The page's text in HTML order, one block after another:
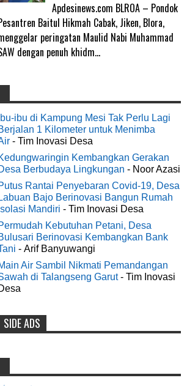
Apdesinews.com BLROA – Pondok
Baitul Hikmah Cabak, Jiken, Blora,
peringatan Maulid Nabi Muhammad
dengan penuh khidm...
4000 Petani Hutan Blora Bakal
Digelontor Bantuan CSR Jumbo dan
Bibit Ternak Gratis
0 8-4-2026
Indonesia Ceria Run Diharapkan
Bawa Dampak Positif Bagi Olah
Raga dan Ekonomi Blora
Dari SILPA 90 Miliar Hingga
Masalah Air Bersih Bupati Blora
Beberkan Solusi di Paripurna DPRD
Diresmikan Serentak Oleh Presiden
galateapacino:
3-6-2022
Men's Black Titanium Wedding
- The Ottawa SenatorsThe Men's
titanium i phone case Titanium
Band is the world's first
wedding band how strong is
titanium for Wo...
odenjaea:
3-4-2022
Casino - DrmcdCasino is 부산
역 출장안마 open and excited 고양 출장
to welcome you back 의정부 출장샵 to
Experience our great mix of slots,
table games 제주 출장안마 and video
Anonymous:
Ibu-ibu di Kampung Mesi Tak Perlu Lagi
1 Kilometer untuk Menimba
- Tim Inovasi Desa
Kembangkan Gerakan
Berbudaya Lingkungan - Noor Azasi
Rantai Penyebaran Covid-19, Desa
Labuan Bajo Berinovasi Bangun Rumah
Isolasi Mandiri - Tim Inovasi Desa
Kebutuhan Petani, Desa
Berinovasi Kembangkan Bank
- Arif Banyuwangi
Air Sambil Nikmati Pemandangan
di Talangseng Garut- Tim Inovasi
SIDE ADS